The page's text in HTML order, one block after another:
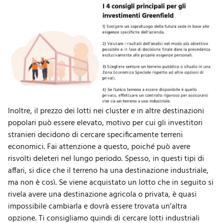
Inoltre, il prezzo dei lotti nei cluster e in altre destinazioni
popolari può essere elevato, motivo per cui gli investitori
stranieri decidono di cercare specificamente terreni
economici. Fai attenzione a questo, poiché può avere
risvolti deleteri nel lungo periodo. Spesso, in questi tipi di
affari, si dice che il terreno ha una destinazione industriale,
ma non è così. Se viene acquistato un lotto che in seguito si
rivela avere una destinazione agricola o privata, è quasi
impossibile cambiarla e dovrà essere trovata un’altra
opzione. Ti consigliamo quindi di cercare lotti industriali